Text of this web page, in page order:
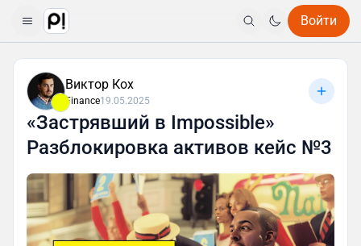
Войти
Виктор Кох
Finance19.05.2025
«Застрявший в Impossible»
Разблокировка активов кейс №3